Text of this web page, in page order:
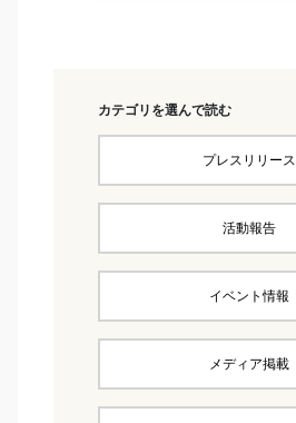
カテゴリを選んで読む
プレスリリース
活動報告
イベント情報
メディア掲載